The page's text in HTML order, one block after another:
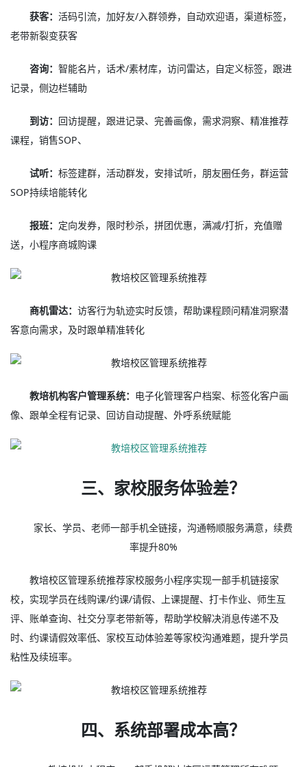
获客：活码引流，加好友/入群领券，自动欢迎语，渠道标签，
老带新裂变获客
咨询：智能名片，话术/素材库，访问雷达，自定义标签，跟进
记录，侧边栏辅助
到访： 回访提醒，跟进记录、完善画像，需求洞察、精准推荐
课程，销售SOP、
试听：标签建群，活动群发，安排试听，朋友圈任务，群运营
SOP持续培能转化
报班： 定向发券，限时秒杀，拼团优惠，满减/打折，充值赠
送，小程序商城购课
商机雷达：访客行为轨迹实时反馈，帮助课程顾问精准洞察潜
客意向需求，及时跟单精准转化
教培机构客户管理系统： 电子化管理客户档案、标签化客户画
像、跟单全程有记录、回访自动提醒、外呼系统赋能
三、家校服务体验差？
家长、学员、老师一部手机全链接，沟通畅顺服务满意，续费
率提升80%
教培校区管理系统推荐家校服务小程序实现一部手机链接家
校，实现学员在线购课/约课/请假、上课提醒、打卡作业、师生互
评、账单查询、社交分享老带新等，帮助学校解决消息传递不及
时、约课请假效率低、家校互动体验差等家校沟通难题，提升学员
粘性及续班率。
四、系统部署成本高？